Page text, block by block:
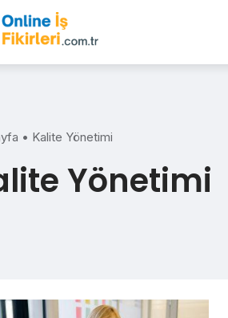
• Kalite Yönetimi
Yönetimi